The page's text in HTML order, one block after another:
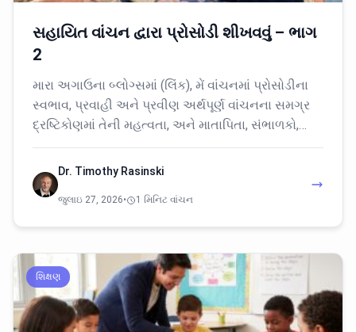
સહાયિત વાંચન દ્વારા પ્રોસોડી શીખવવું – ભાગ
2
મારા અગાઉના બ્લોગ્સમાં (લિંક), મેં વાંચનમાં પ્રોસોડીના
સ્વભાવ, પ્રવાહી અને પ્રવીણ અર્થપૂર્ણ વાંચનના સમગ્ર
દ્રષ્ટિકોણમાં તેની મહત્વતા, અને માતાપિતા, સંભાળકો,…
Dr. Timothy Rasinski
જુલાઇ 27, 2026• 1 મિનિટ વાંચન
શિક્ષણ